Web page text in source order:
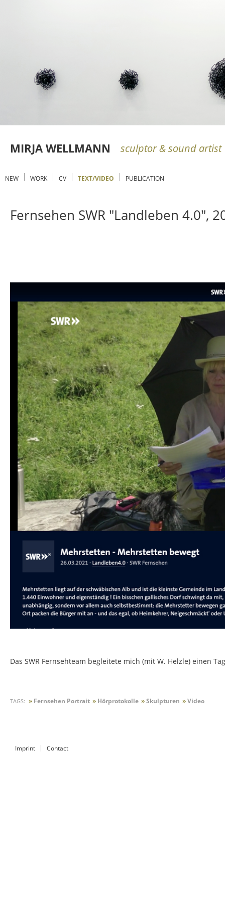
MIRJA WELLMANN sculptor & sound artist
NEW WORK CV TEXT/VIDEO PUBLICATION
Fernsehen SWR "Landleben 4.0",
Das SWR Fernsehteam begleitete mich (mit W. Helzle) einen
TAGS: »Fernsehen Portrait »Hörprotokolle »Skulpturen »Video
Imprint Contact